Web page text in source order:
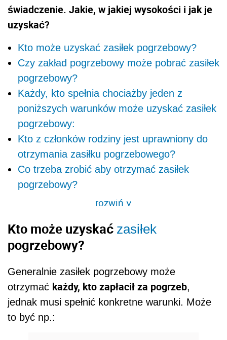
świadczenie. Jakie, w jakiej wysokości i jak je
uzyskać?
Kto może uzyskać zasiłek pogrzebowy?
Czy zakład pogrzebowy może pobrać zasiłek
pogrzebowy?
Każdy, kto spełnia chociażby jeden z
poniższych warunków może uzyskać zasiłek
pogrzebowy:
Kto z członków rodziny jest uprawniony do
otrzymania zasiłku pogrzebowego?
Co trzeba zrobić aby otrzymać zasiłek
pogrzebowy?
rozwiń>
Kto może uzyskać zasiłek
pogrzebowy?
Generalnie zasiłek pogrzebowy może
otrzymać każdy, kto zapłacił za pogrzeb,
jednak musi spełnić konkretne warunki. Może
to być np.: